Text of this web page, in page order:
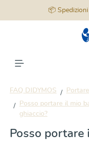
📦
FAQ DIDYMOS
Posso portare il mio
ghiaccio?
Posso portare